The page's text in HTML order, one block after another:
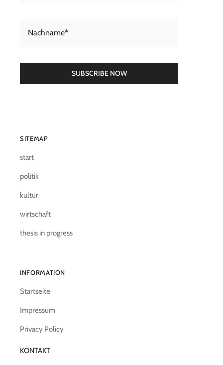
SUBSCRIBE NOW
SITEMAP
start
politik
kultur
wirtschaft
thesis in progress
INFORMATION
Startseite
Impressum
Privacy Policy
KONTAKT